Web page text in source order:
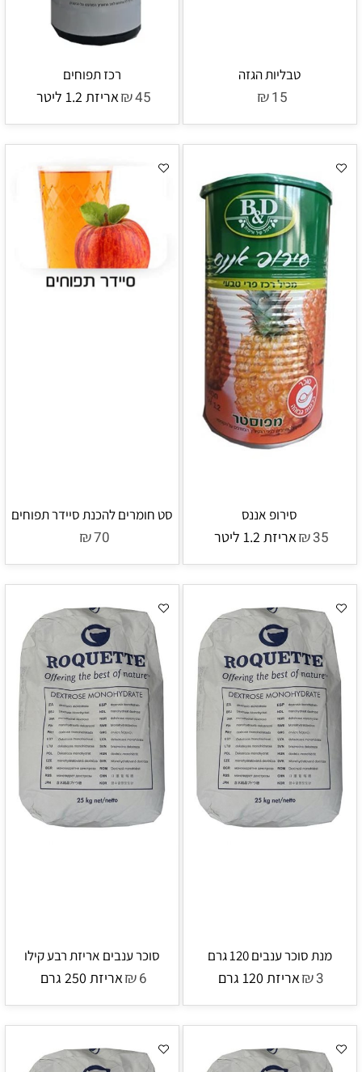
טבליות הגזה
₪15
רכז תפוחים
₪45 אריזת 1.2 ליטר
סירופ אננס
₪35 אריזת 1.2 ליטר
סט חומרים להכנת סיידר תפוחים
₪70
מנת סוכר ענבים 120 גרם
₪3 אריזת 120 גרם
סוכר ענבים אריזת רבע קילו
₪6 אריזת 250 גרם